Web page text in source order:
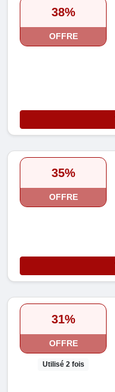
38%
OFFRE
35%
OFFRE
31%
OFFRE
Utilisé 2 fois